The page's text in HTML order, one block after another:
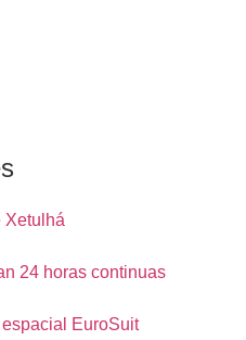
Xetulhá
24 horas continuas
EuroSuit